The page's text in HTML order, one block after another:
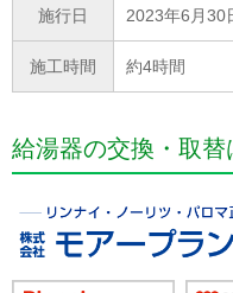
施行日 2023年6月30
施工時間 約4時間
給湯器の交換・取替